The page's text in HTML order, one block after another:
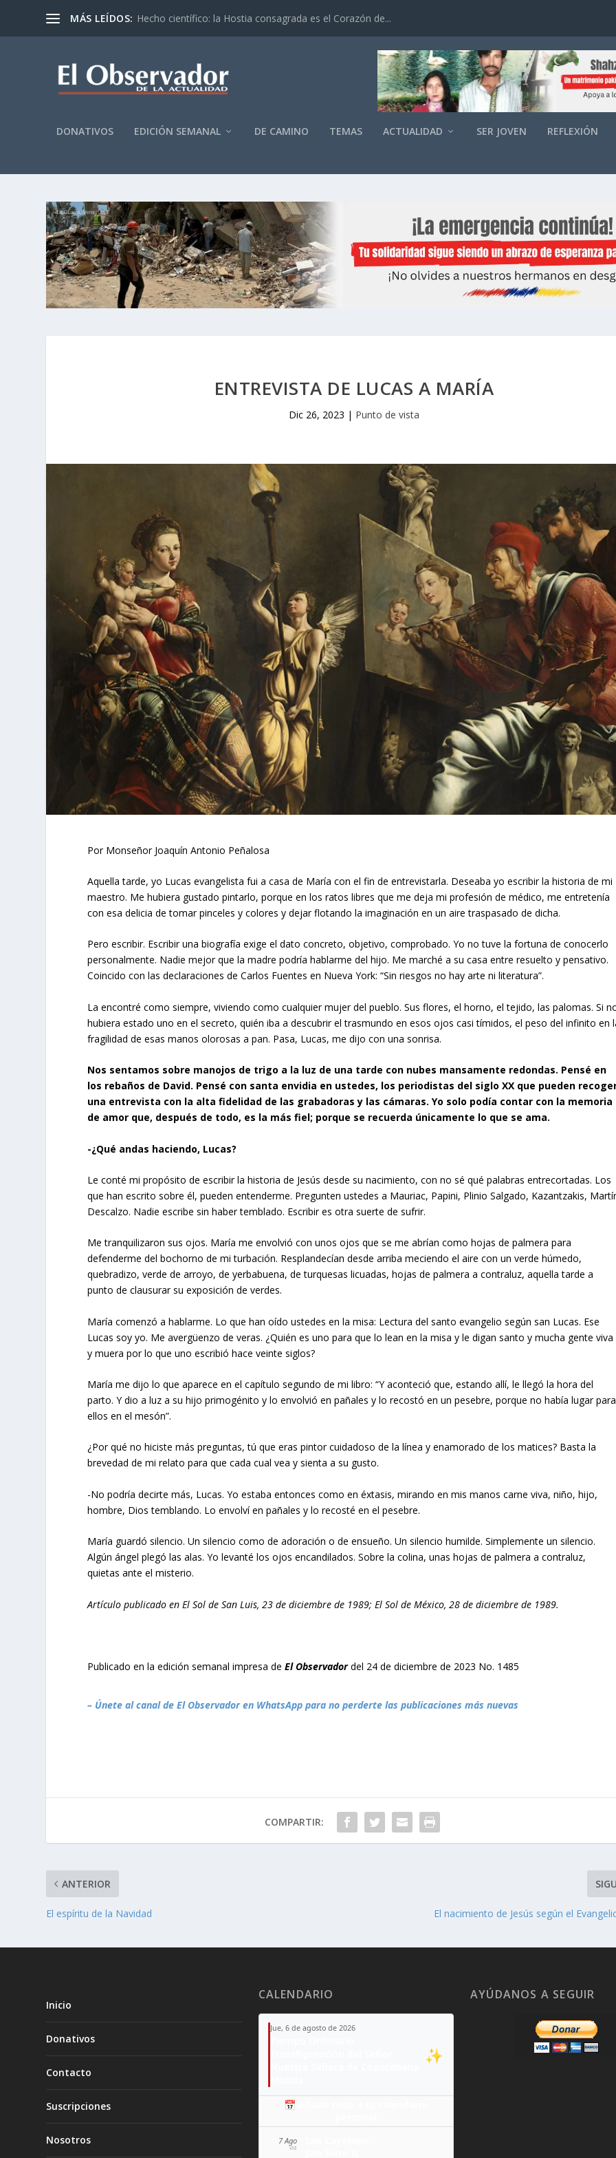
MÁS LEÍDOS: Hecho científico: la Hostia consagrada es el Corazón de...
DONATIVOS EDICIÓN SEMANAL DE CAMINO TEMAS ACTUALIDAD SER JOVEN REFLEXIÓN
ENTREVISTA DE LUCAS A MARÍA
Dic 26, 2023 | Punto de vista
Por Monseñor Joaquín Antonio Peñalosa
Aquella tarde, yo Lucas evangelista fui a casa de María con el fin de entrevistarla. Deseaba yo escribir la historia de mi
maestro. Me hubiera gustado pintarlo, porque en los ratos libres que me deja mi profesión de médico, me entretenía
con esa delicia de tomar pinceles y colores y dejar flotando la imaginación en un aire traspasado de dicha.
Pero escribir. Escribir una biografía exige el dato concreto, objetivo, comprobado. Yo no tuve la fortuna de conocerlo
personalmente. Nadie mejor que la madre podría hablarme del hijo. Me marché a su casa entre resuelto y pensativo.
Coincido con las declaraciones de Carlos Fuentes en Nueva York: “Sin riesgos no hay arte ni literatura”.
La encontré como siempre, viviendo como cualquier mujer del pueblo. Sus flores, el horno, el tejido, las palomas. Si
hubiera estado uno en el secreto, quién iba a descubrir el trasmundo en esos ojos casi tímidos, el peso del infinito en
fragilidad de esas manos olorosas a pan. Pasa, Lucas, me dijo con una sonrisa.
Nos sentamos sobre manojos de trigo a la luz de una tarde con nubes mansamente redondas. Pensé en
los rebaños de David. Pensé con santa envidia en ustedes, los periodistas del siglo XX que pueden
una entrevista con la alta fidelidad de las grabadoras y las cámaras. Yo solo podía contar con la memoria
de amor que, después de todo, es la más fiel; porque se recuerda únicamente lo que se ama.
-¿Qué andas haciendo, Lucas?
Le conté mi propósito de escribir la historia de Jesús desde su nacimiento, con no sé qué palabras entrecortadas. Los
que han escrito sobre él, pueden entenderme. Pregunten ustedes a Mauriac, Papini, Plinio Salgado, Kazantzakis,
Descalzo. Nadie escribe sin haber temblado. Escribir es otra suerte de sufrir.
Me tranquilizaron sus ojos. María me envolvió con unos ojos que se me abrían como hojas de palmera para
defenderme del bochorno de mi turbación. Resplandecían desde arriba meciendo el aire con un verde húmedo,
quebradizo, verde de arroyo, de yerbabuena, de turquesas licuadas, hojas de palmera a contraluz, aquella tarde a
punto de clausurar su exposición de verdes.
María comenzó a hablarme. Lo que han oído ustedes en la misa: Lectura del santo evangelio según san Lucas. Ese
Lucas soy yo. Me avergüenzo de veras. ¿Quién es uno para que lo lean en la misa y le digan santo y mucha gente viva
y muera por lo que uno escribió hace veinte siglos?
María me dijo lo que aparece en el capítulo segundo de mi libro: “Y aconteció que, estando allí, le llegó la hora del
parto. Y dio a luz a su hijo primogénito y lo envolvió en pañales y lo recostó en un pesebre, porque no había lugar para
ellos en el mesón”.
¿Por qué no hiciste más preguntas, tú que eras pintor cuidadoso de la línea y enamorado de los matices? Basta la
brevedad de mi relato para que cada cual vea y sienta a su gusto.
-No podría decirte más, Lucas. Yo estaba entonces como en éxtasis, mirando en mis manos carne viva, niño, hijo,
hombre, Dios temblando. Lo envolví en pañales y lo recosté en el pesebre.
María guardó silencio. Un silencio como de adoración o de ensueño. Un silencio humilde. Simplemente un silencio.
Algún ángel plegó las alas. Yo levanté los ojos encandilados. Sobre la colina, unas hojas de palmera a contraluz,
quietas ante el misterio.
Artículo publicado en El Sol de San Luis, 23 de diciembre de 1989; El Sol de México, 28 de diciembre de 1989.
Publicado en la edición semanal impresa deEl Observadordel 24 de diciembre de 2023 No. 1485
– Únete al canal de El Observador en WhatsApp para no perderte las publicaciones más nuevas
COMPARTIR:
ANTERIOR
El espíritu de la Navidad El nacimiento de Jesús según el
Inicio
Donativos
Contacto
Suscripciones
Nosotros
CALENDARIO
Jue, 6 de agosto de 2026
✨
📅 Añade todo a tu calendario
7 Ago
VIE
AYÚDANOS A SEGUIR